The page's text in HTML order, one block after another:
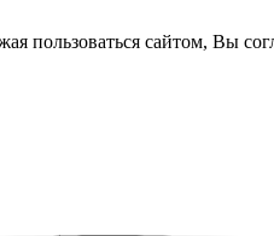
пользоваться сайтом, Вы